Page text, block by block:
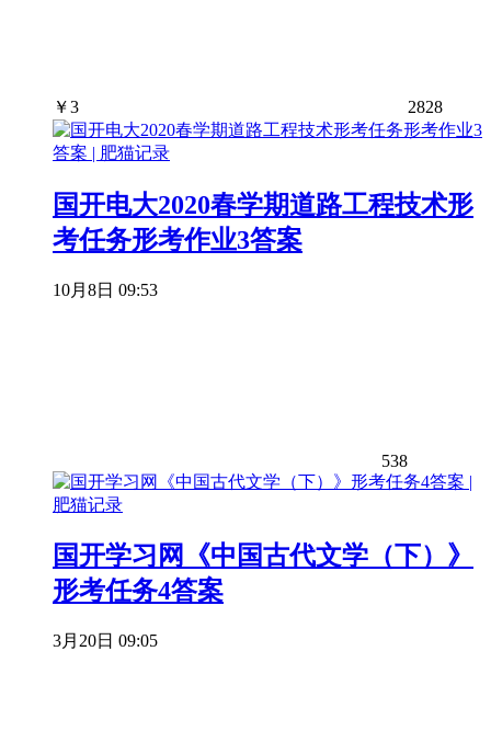
￥3 2828
国开电大2020春学期道路工程技术形
考任务形考作业3答案
10月8日 09:53
538
国开学习网《中国古代文学（下）》
形考任务4答案
3月20日 09:05